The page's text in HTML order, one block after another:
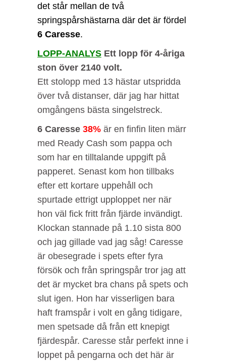
det står mellan de två
springspårshästarna där det är fördel
6 Caresse.
LOPP-ANALYS Ett lopp för 4-åriga
ston över 2140 volt.
Ett stolopp med 13 hästar utspridda
över två distanser, där jag har hittat
omgångens bästa singelstreck.
6 Caresse 38% är en finfin liten märr
med Ready Cash som pappa och
som har en tilltalande uppgift på
papperet. Senast kom hon tillbaks
efter ett kortare uppehåll och
spurtade ettrigt upploppet ner när
hon väl fick fritt från fjärde invändigt.
Klockan stannade på 1.10 sista 800
och jag gillade vad jag såg! Caresse
är obesegrade i spets efter fyra
försök och från springspår tror jag att
det är mycket bra chans på spets och
slut igen. Hon har visserligen bara
haft framspår i volt en gång tidigare,
men spetsade då från ett knepigt
fjärdespår. Caresse står perfekt inne i
loppet på pengarna och det här är